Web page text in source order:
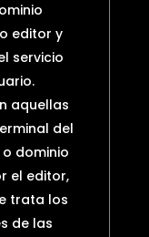
editor y
servicio
aquellas
del
dominio
el editor,
trata los
de las